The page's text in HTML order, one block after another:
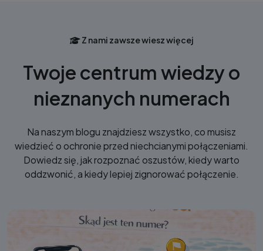
Z nami zawsze wiesz więcej
Twoje centrum wiedzy o
nieznanych numerach
Na naszym blogu znajdziesz wszystko, co musisz
wiedzieć o ochronie przed niechcianymi połączeniami.
Dowiedz się, jak rozpoznać oszustów, kiedy warto
oddzwonić, a kiedy lepiej zignorować połączenie.